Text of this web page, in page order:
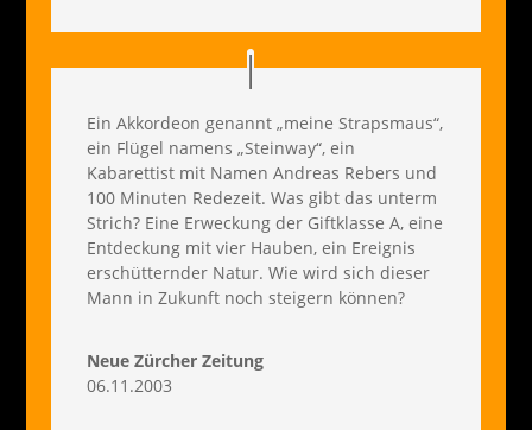
Ein Akkordeon genannt „meine Strapsmaus“,
ein Flügel namens „Steinway“, ein
Kabarettist mit Namen Andreas Rebers und
100 Minuten Redezeit. Was gibt das unterm
Strich? Eine Erweckung der Giftklasse A, eine
Entdeckung mit vier Hauben, ein Ereignis
erschütternder Natur. Wie wird sich dieser
Mann in Zukunft noch steigern können?
Neue Zürcher Zeitung
06.11.2003